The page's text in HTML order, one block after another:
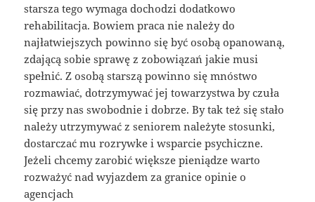
starsza tego wymaga dochodzi dodatkowo
rehabilitacja. Bowiem praca nie należy do
najłatwiejszych powinno się być osobą opanowaną,
zdającą sobie sprawę z zobowiązań jakie musi
spełnić. Z osobą starszą powinno się mnóstwo
rozmawiać, dotrzymywać jej towarzystwa by czuła
się przy nas swobodnie i dobrze. By tak też się stało
należy utrzymywać z seniorem należyte stosunki,
dostarczać mu rozrywke i wsparcie psychiczne.
Jeżeli chcemy zarobić większe pieniądze warto
rozważyć nad wyjazdem za granice opinie o
agencjach